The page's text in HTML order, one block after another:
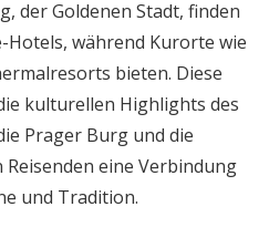
der Goldenen Stadt, finden
während Kurorte wie
bieten. Diese
kulturellen Highlights des
Prager Burg und die
eine Verbindung
und Tradition.